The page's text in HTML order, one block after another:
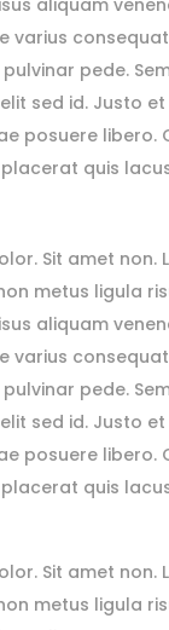
aliquam
varius
pede.
sed id. Justo
posuere libero.
quis
Sit amet non.
metus ligula
aliquam
varius
pede.
sed id. Justo
posuere libero.
quis
Sit amet non.
metus ligula